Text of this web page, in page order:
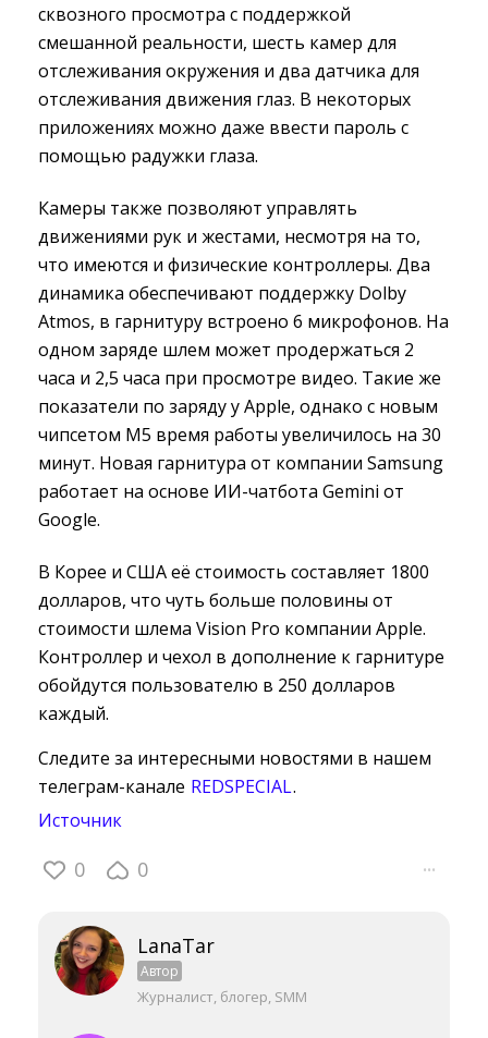
сквозного просмотра с поддержкой
смешанной реальности, шесть камер для
отслеживания окружения и два датчика для
отслеживания движения глаз. В некоторых
приложениях можно даже ввести пароль с
помощью радужки глаза.
Камеры также позволяют управлять
движениями рук и жестами, несмотря на то,
что имеются и физические контроллеры. Два
динамика обеспечивают поддержку Dolby
Atmos, в гарнитуру встроено 6 микрофонов. На
одном заряде шлем может продержаться 2
часа и 2,5 часа при просмотре видео. Такие же
показатели по заряду у Apple, однако с новым
чипсетом M5 время работы увеличилось на 30
минут. Новая гарнитура от компании Samsung
работает на основе ИИ-чатбота Gemini от
Google.
В Корее и США её стоимость составляет 1800
долларов, что чуть больше половины от
стоимости шлема Vision Pro компании Apple.
Контроллер и чехол в дополнение к гарнитуре
обойдутся пользователю в 250 долларов
каждый.
Следите за интересными новостями в нашем
телеграм-канале REDSPECIAL.
Источник
0 0 ···
LanaTar
Автор
Журналист, блогер, SMM